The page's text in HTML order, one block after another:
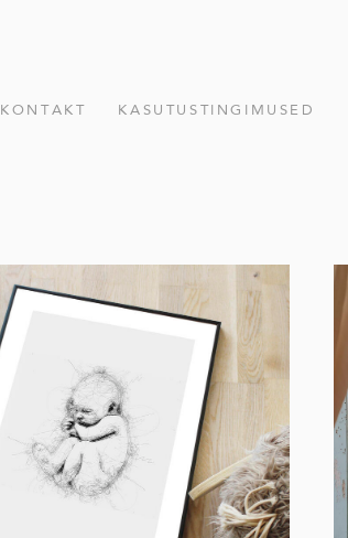
KONTAKT KASUTUSTINGIMUSED